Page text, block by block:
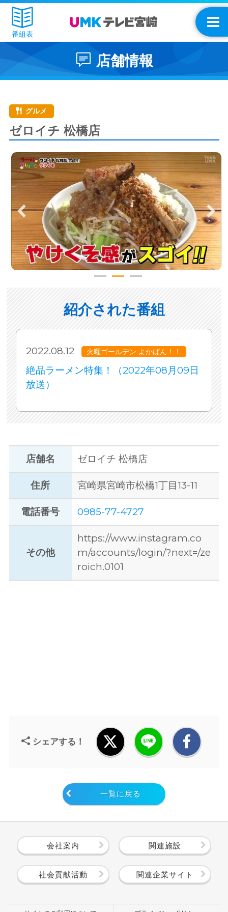
番組表
店舗情報
グルメ
ゼロイチ 松橋店
紹介された番組
2022.08.12 火曜ゴールデン よかばん！！
絶品ラーメン特集！（2022年08月09日
放送）
店舗名 ゼロイチ 松橋店
住所 宮崎県宮崎市松橋1丁目13-11
電話番号 0985-77-4727
その他
https://www.instagram.co
m/accounts/login/?next=/ze
roich.0101
シェアする！
一覧に戻る
会社案内 関連施設
社会貢献活動 関連企業サイト